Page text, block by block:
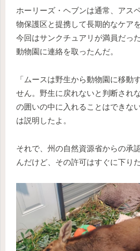
ホーリーズ・ヘブンは通常、アス
物保護区と提携して長期的なケア
今回はサンクチュアリが満員だっ
動物園に連絡を取ったんだ。
「ムースは野生から動物園に移動
せん。野生に戻れないと判断され
の囲いの中に入れることはできな
は説明したよ。
それで、州の自然資源省からの承
んだけど、その許可はすぐに下り